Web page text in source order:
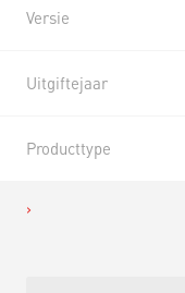
Versie
Uitgiftejaar
Producttype